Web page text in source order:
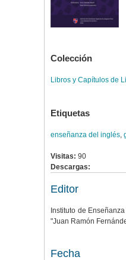
Colección
Libros y Capítulos de
Etiquetas
enseñanza del inglés,
Visitas: 90
Descargas:
Editor
Instituto de
"Juan Ramón
Fecha